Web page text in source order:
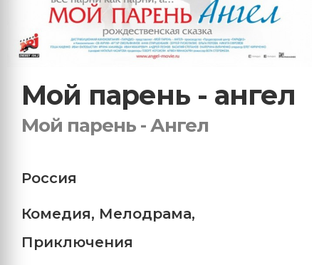
Мой парень - ангел
Мой парень - Ангел
Россия
Комедия, Мелодрама,
Приключения